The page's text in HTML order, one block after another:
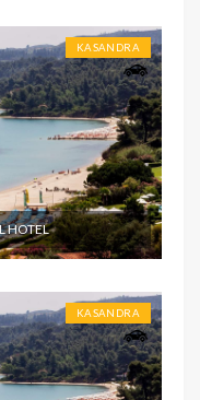
KASANDRA
HOTEL
KASANDRA